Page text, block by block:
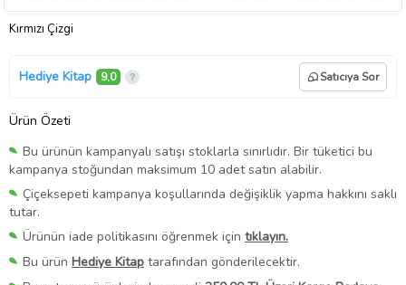
Kırmızı Çizgi
Hediye Kitap 9,0 Satıcıya Sor
Ürün Özeti
Bu ürünün kampanyalı satışı stoklarla sınırlıdır. Bir tüketici bu
kampanya stoğundan maksimum 10 adet satın alabilir.
Çiçeksepeti kampanya koşullarında değişiklik yapma hakkını saklı
tutar.
Ürünün iade politikasını öğrenmek için tıklayın.
Bu ürün Hediye Kitap tarafından gönderilecektir.